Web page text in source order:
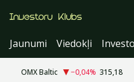
Jaunumi
Viedokļi
OMX Baltic −0,04% 315,18